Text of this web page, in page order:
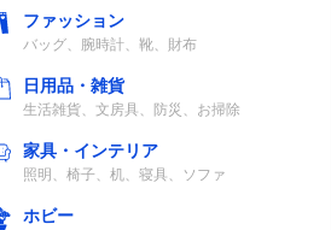
ファッション
バッグ、腕時計、靴、財布
日用品・雑貨
生活雑貨、文房具、防災、お掃除
家具・インテリア
照明、椅子、机、寝具、ソファ
ホビー